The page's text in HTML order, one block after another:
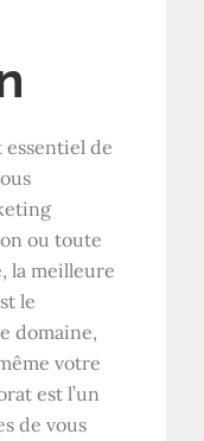
de
ou toute
la meilleure
le
domaine,
votre
est l’un
de vous